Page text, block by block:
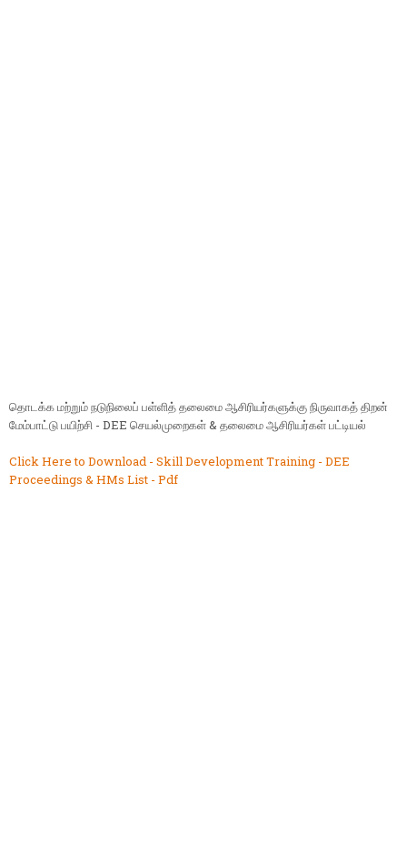
தொடக்க மற்றும் நடுநிலைப் பள்ளித் தலைமை ஆசிரியர்களுக்கு நிருவாகத் திறன்
மேம்பாட்டு பயிற்சி - DEE செயல்முறைகள் & தலைமை ஆசிரியர்கள் பட்டியல்
Click Here to Download - Skill Development Training - DEE
Proceedings & HMs List - Pdf